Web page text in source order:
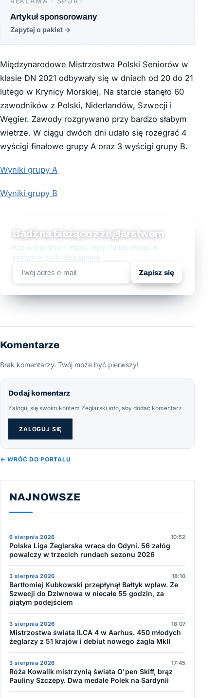
Artykuł sponsorowany
Zapytaj o pakiet →
Międzynarodowe Mistrzostwa Polski Seniorów w
klasie DN 2021 odbywały się w dniach od 20 do 21
lutego w Krynicy Morskiej. Na starcie stanęło 60
zawodników z Polski, Niderlandów, Szwecji i
Węgier. Zawody rozgrywano przy bardzo słabym
wietrze. W ciągu dwóch dni udało się rozegrać 4
wyścigi finałowe grupy A oraz 3 wyścigi grupy B.
Wyniki grupy A
Wyniki grupy B
Bądź na bieżąco z żeglarstwem
Raz w tygodniu - regaty, rejsy i ludzie morza w
jednym e-mailu. Bez spamu.
Zapisz się
Komentarze
Brak komentarzy. Twój może być pierwszy!
Dodaj komentarz
Zaloguj się swoim kontem Żeglarski.info, aby dodać komentarz.
ZALOGUJ SIĘ
← WRÓĆ DO PORTALU
NAJNOWSZE
6 sierpnia 2026 10:52
Polska Liga Żeglarska wraca do Gdyni. 56 załóg
powalczy w trzecich rundach sezonu 2026
3 sierpnia 2026 18:10
Bartłomiej Kubkowski przepłynął Bałtyk wpław. Ze
Szwecji do Dziwnowa w niecałe 55 godzin, za
piątym podejściem
3 sierpnia 2026 18:07
Mistrzostwa świata ILCA 4 w Aarhus. 450 młodych
żeglarzy z 51 krajów i debiut nowego żagla MkII
3 sierpnia 2026 17:45
Róża Kowalik mistrzynią świata O'pen Skiff, brąz
Pauliny Szczepy. Dwa medale Polek na Sardynii